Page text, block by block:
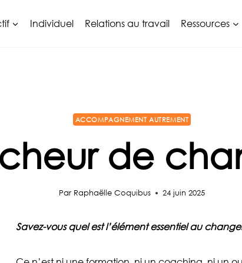
Individuel Relations au travail Ressources
ACCOMPAGNEMENT AUTREMENT
de
Par Raphaëlle Coquibus 24 juin 2025
Savez-vous quel est l’élément essentiel au